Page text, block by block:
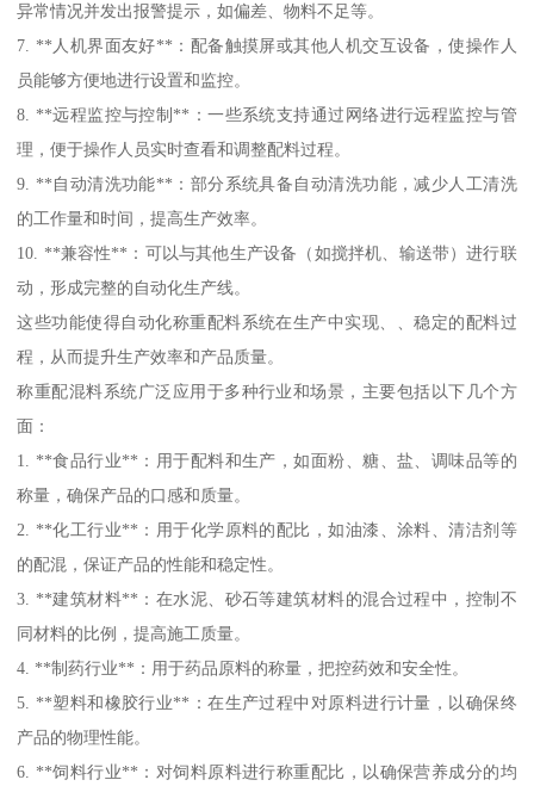
异常情况并发出报警提示，如偏差、物料不足等。
7. **人机界面友好**：配备触摸屏或其他人机交互设备，使操作人
员能够方便地进行设置和监控。
8. **远程监控与控制**：一些系统支持通过网络进行远程监控与管
理，便于操作人员实时查看和调整配料过程。
9. **自动清洗功能**：部分系统具备自动清洗功能，减少人工清洗
的工作量和时间，提高生产效率。
10. **兼容性**：可以与其他生产设备（如搅拌机、输送带）进行联
动，形成完整的自动化生产线。
这些功能使得自动化称重配料系统在生产中实现、、稳定的配料过
程，从而提升生产效率和产品质量。
称重配混料系统广泛应用于多种行业和场景，主要包括以下几个方
面：
1. **食品行业**：用于配料和生产，如面粉、糖、盐、调味品等的
称量，确保产品的口感和质量。
2. **化工行业**：用于化学原料的配比，如油漆、涂料、清洁剂等
的配混，保证产品的性能和稳定性。
3. **建筑材料**：在水泥、砂石等建筑材料的混合过程中，控制不
同材料的比例，提高施工质量。
4. **制药行业**：用于药品原料的称量，把控药效和安全性。
5. **塑料和橡胶行业**：在生产过程中对原料进行计量，以确保终
产品的物理性能。
6. **饲料行业**：对饲料原料进行称重配比，以确保营养成分的均